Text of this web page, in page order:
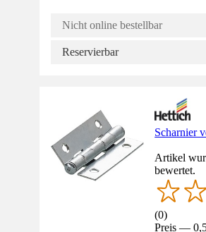
Nicht online bestellbar
Reservierbar
Scharnier
Artikel
bewertet.
(0)
Preis —